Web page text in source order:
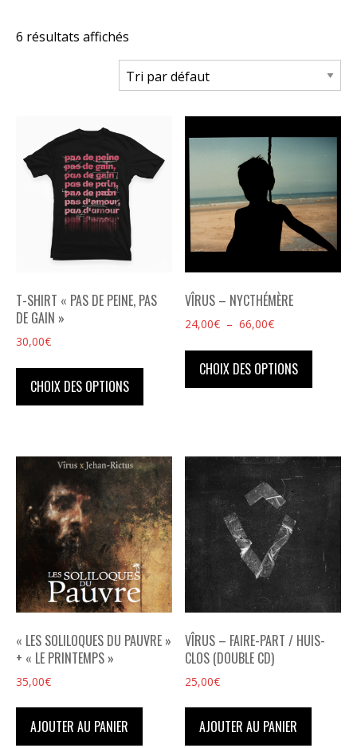
6 résultats affichés
T-SHIRT « PAS DE PEINE, PAS
DE GAIN »
30,00€
CHOIX DES OPTIONS
Ce
produit
a
Les
options
peuvent
être
choisies
sur
la
page
produit
VÎRUS – NYCTHÉMÈRE
24,00€ – 66,00€Plage
24,00€
à
CHOIX DES OPTIONS
Ce
a
être
page
du
« LES SOLILOQUES DU PAUVRE »
+ « LE PRINTEMPS »
35,00€
AJOUTER AU PANIER
VÎRUS – FAIRE-PART / HUIS-
CLOS (DOUBLE CD)
25,00€
AJOUTER AU PANIER